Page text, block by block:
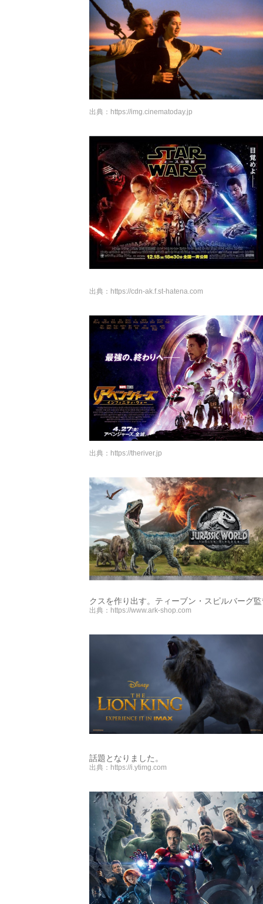
出典： https://img.cinematoday.jp
出典： https://cdn-ak.f.st-hatena.com
出典： https://theriver.jp
クスを作り出す。ティーブン・スピルバーグ
出典： https://www.ark-shop.com
話題となりました。
出典： https://i.ytimg.com